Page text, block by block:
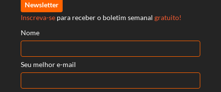
Newsletter
Inscreva-se para receber o boletim semanal gratuito!
Nome
Seu melhor e-mail